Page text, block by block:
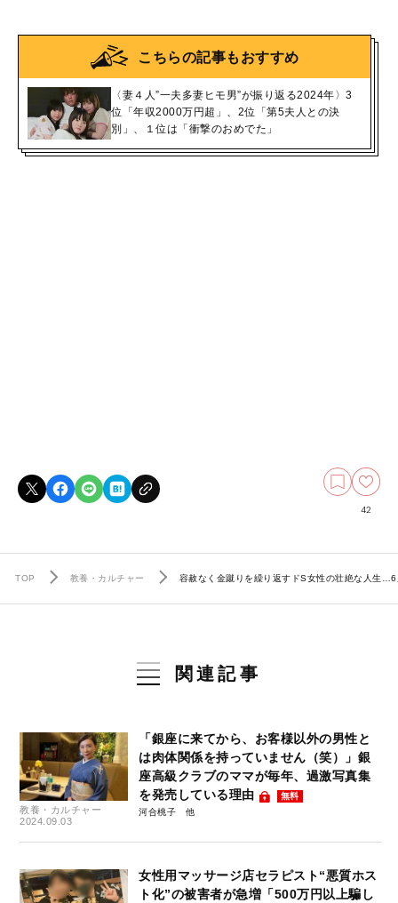
こちらの記事もおすすめ
〈妻４人”一夫多妻ヒモ男”が振り返る2024年〉3
位「年収2000万円超」、2位「第5夫人との決
別」、１位は「衝撃のおめでた」
42
TOP 教養・カルチャー 容赦なく金蹴りを繰り返すドS女性の壮絶な人生
関連記事
教養・カルチャー
2024.09.03
「銀座に来てから、お客様以外の男性と
は肉体関係を持っていません（笑）」銀
座高級クラブのママが毎年、過激写真集
を発売している理由
無料
河合桃子
女性用マッサージ店セラピスト“悪質ホス
ト化”の被害者が急増「500万円以上騙し